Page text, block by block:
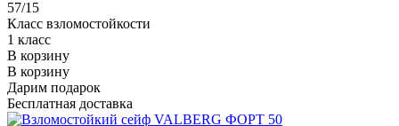
57/15
Класс взломостойкости
1 класс
В корзину
В корзину
Дарим подарок
Бесплатная доставка